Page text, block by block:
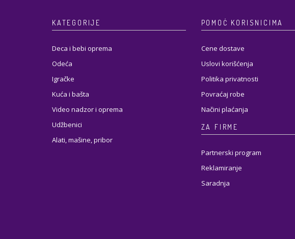
KATEGORIJE
Deca i bebi oprema
Odeća
Igračke
Kuća i bašta
Video nadzor i oprema
Udžbenici
Alati, mašine, pribor
POMOĆ KORISNICIMA
Cene dostave
Uslovi korišćenja
Politika privatnosti
Povraćaj robe
Načini plaćanja
ZA FIRME
Partnerski program
Reklamiranje
Saradnja